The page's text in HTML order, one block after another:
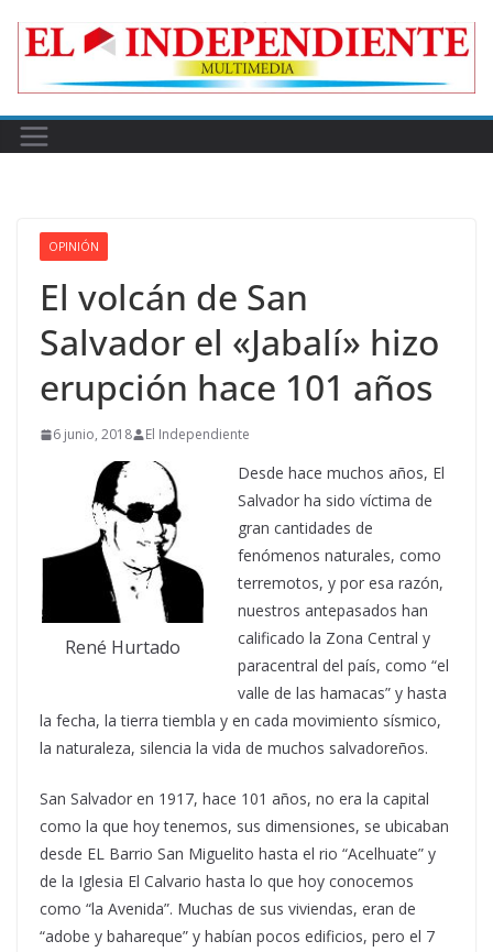
OPINIÓN
El volcán de San
Salvador el «Jabalí» hizo
erupción hace 101 años
6 junio, 2018 El Independiente
René Hurtado
Desde hace muchos años, El
Salvador ha sido víctima de
gran cantidades de
fenómenos naturales, como
terremotos, y por esa razón,
nuestros antepasados han
calificado la Zona Central y
paracentral del país, como “el
valle de las hamacas” y hasta
la fecha, la tierra tiembla y en cada movimiento sísmico,
la naturaleza, silencia la vida de muchos salvadoreños.
San Salvador en 1917, hace 101 años, no era la capital
como la que hoy tenemos, sus dimensiones, se ubicaban
desde EL Barrio San Miguelito hasta el rio “Acelhuate” y
de la Iglesia El Calvario hasta lo que hoy conocemos
como “la Avenida”. Muchas de sus viviendas, eran de
“adobe y bahareque” y habían pocos edificios, pero el 7